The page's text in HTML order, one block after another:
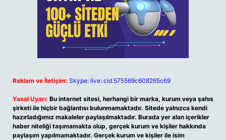
Reklam ve İletişim: Skype: live:.cid.575569c608265c69
Yasal Uyarı: Bu internet sitesi, herhangi bir marka, kurum veya şahıs
şirketi ile hiçbir bağlantısı bulunmamaktadır. Sitede yalnızca kendi
hazırladığımız makaleler paylaşılmaktadır. Burada yer alan içerikler
haber niteliği taşımamakta olup, gerçek kurum ve kişiler hakkında
paylaşım yapılmamaktadır. Gerçek kurum ve kişiler ile isim